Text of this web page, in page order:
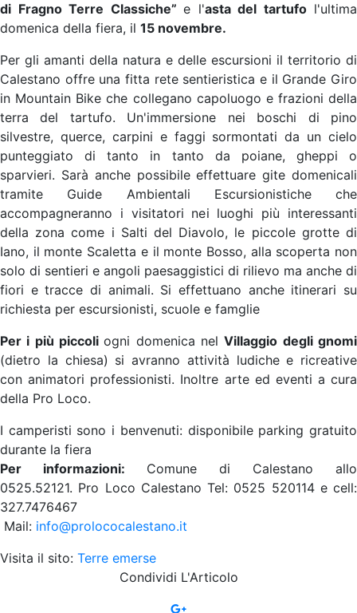
di Fragno Terre Classiche” e l'asta del tartufol'ultima
domenica della fiera, il 15 novembre.
Per gli amanti della natura e delle escursioni il territorio di
Calestano offre una fitta rete sentieristica e il Grande Giro
in Mountain Bike che collegano capoluogo e frazioni della
terra del tartufo. Un'immersione nei boschi di pino
silvestre, querce, carpini e faggi sormontati da un cielo
punteggiato di tanto in tanto da poiane, gheppi o
sparvieri. Sarà anche possibile effettuare gite domenicali
tramite Guide Ambientali Escursionistiche che
accompagneranno i visitatori nei luoghi più interessanti
della zona come i Salti del Diavolo, le piccole grotte di
Iano, il monte Scaletta e il monte Bosso, alla scoperta non
solo di sentieri e angoli paesaggistici di rilievo ma anche di
fiori e tracce di animali. Si effettuano anche itinerari su
richiesta per escursionisti, scuole e famglie
Per i più piccoliogni domenica nelVillaggio degli gnomi
(dietro la chiesa) si avranno attività ludiche e ricreative
con animatori professionisti. Inoltre arte ed eventi a cura
della Pro Loco.
I camperisti sono i benvenuti: disponibile parking gratuito
durante la fiera
Per informazioni: Comune di Calestano allo
0525.52121. Pro Loco Calestano Tel: 0525 520114 e cell:
327.7476467
Mail: info@prolococalestano.it
Visita il sito: Terre emerse
Condividi L'Articolo